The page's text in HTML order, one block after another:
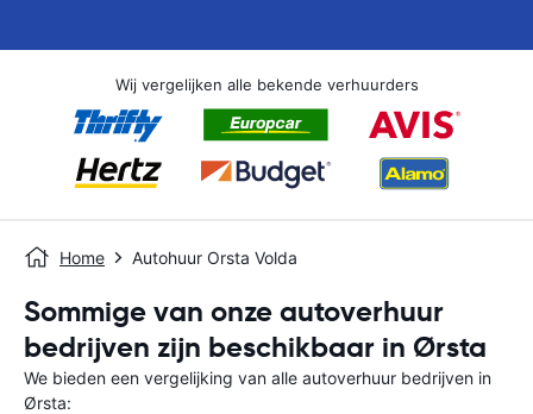
Wij vergelijken alle bekende verhuurders
Home Autohuur Orsta Volda
Sommige van onze autoverhuur
bedrijven zijn beschikbaar in Ørsta
We bieden een vergelijking van alle autoverhuur bedrijven in
Ørsta: